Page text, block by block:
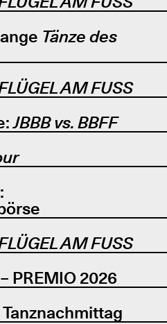
Tänze des
AM FUSS
JBBB vs. BBFF
AM FUSS
PREMIO 2026